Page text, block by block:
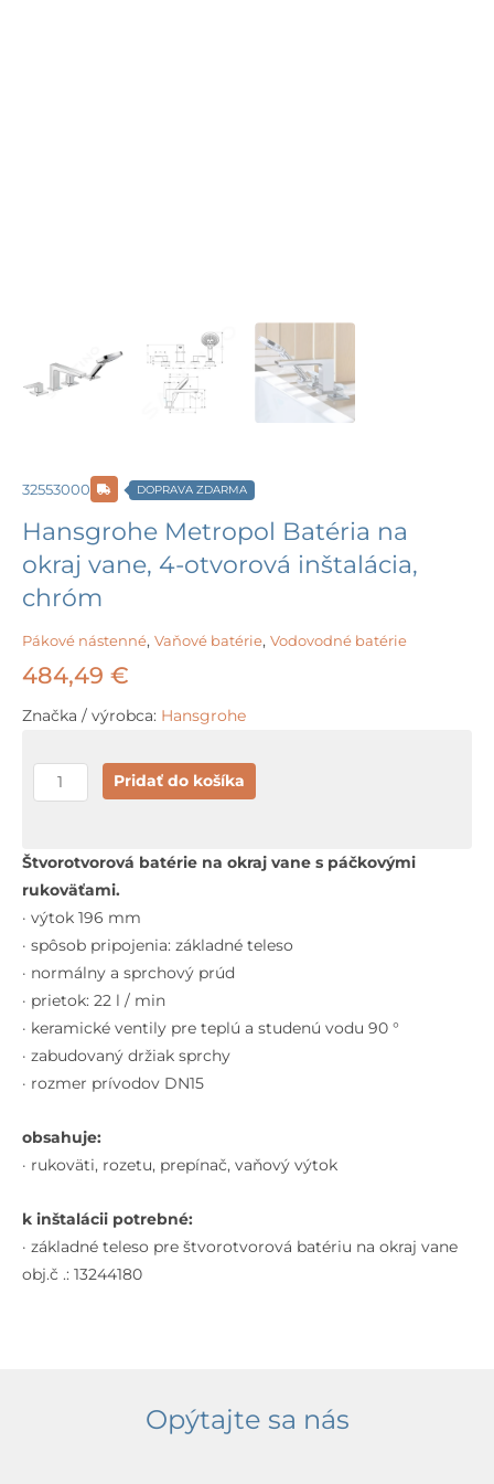
32553000 DOPRAVA ZDARMA
Hansgrohe Metropol Batéria na
okraj vane, 4-otvorová inštalácia,
chróm
Pákové nástenné, Vaňové batérie, Vodovodné batérie
484,49 €
Značka / výrobca: Hansgrohe
množstvo
Hansgrohe
Batéria
na
okraj
vane,
4-
otvorová
inštalácia,
chróm
Pridať do košíka
Štvorotvorová batérie na okraj vane s páčkovými
rukoväťami.
· výtok 196 mm
· spôsob pripojenia: základné teleso
· normálny a sprchový prúd
· prietok: 22 l / min
· keramické ventily pre teplú a studenú vodu 90 °
· zabudovaný držiak sprchy
· rozmer prívodov DN15
obsahuje:
· rukoväti, rozetu, prepínač, vaňový výtok
k inštalácii potrebné:
· základné teleso pre štvorotvorová batériu na okraj vane
obj.č .: 13244180
Opýtajte sa nás